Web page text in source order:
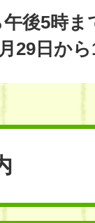
後5時ま
29日か